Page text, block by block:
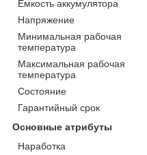
Емкость аккумулятора
Напряжение
Минимальная рабочая
температура
Максимальная рабочая
температура
Состояние
Гарантийный срок
Основные атрибуты
Наработка